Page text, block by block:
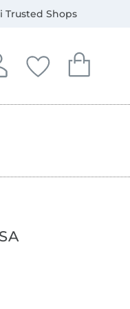
Trusted Shops
Anmelden
Konto
Deine
Du hast keine
Dein
Du hast